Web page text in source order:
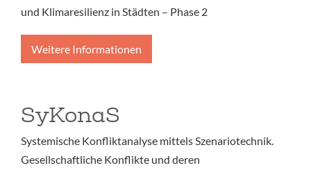
und Klimaresilienz in Städten – Phase 2
Weitere Informationen
SyKonaS
Systemische Konfliktanalyse mittels Szenariotechnik.
Gesellschaftliche Konflikte und deren